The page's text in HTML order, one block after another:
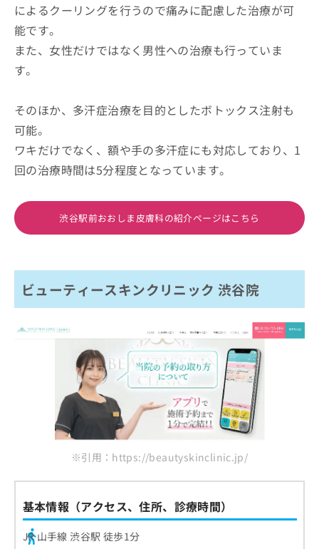
によるクーリングを行うので痛みに配慮した治療が可
能です。
また、女性だけではなく男性への治療も行っていま
す。
そのほか、多汗症治療を目的としたボトックス注射も
可能。
ワキだけでなく、額や手の多汗症にも対応しており、1
回の治療時間は5分程度となっています。
渋谷駅前おおしま皮膚科の紹介ページはこちら
ビューティースキンクリニック 渋谷院
※引用：https://beautyskinclinic.jp/
基本情報（アクセス、住所、診療時間）
JR 山手線 渋谷駅 徒歩1分